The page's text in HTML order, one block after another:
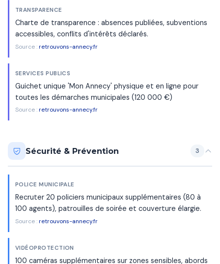
TRANSPARENCE
Charte de transparence : absences publiées, subventions
accessibles, conflits d'intérêts déclarés.
Source :retrouvons-annecy.fr
SERVICES PUBLICS
Guichet unique 'Mon Annecy' physique et en ligne pour
toutes les démarches municipales (120 000 €)
Source :retrouvons-annecy.fr
Sécurité & Prévention 3
POLICE MUNICIPALE
Recruter 20 policiers municipaux supplémentaires (80 à
100 agents), patrouilles de soirée et couverture élargie.
Source :retrouvons-annecy.fr
VIDÉOPROTECTION
100 caméras supplémentaires sur zones sensibles, abords